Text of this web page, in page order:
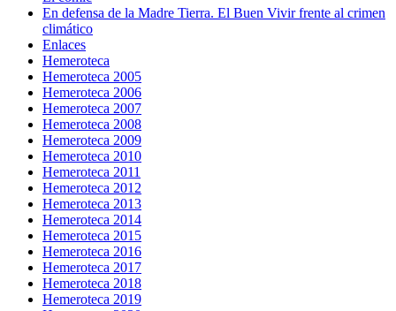
En defensa de la Madre Tierra. El Buen Vivir frente al crimen
climático
Enlaces
Hemeroteca
Hemeroteca 2005
Hemeroteca 2006
Hemeroteca 2007
Hemeroteca 2008
Hemeroteca 2009
Hemeroteca 2010
Hemeroteca 2011
Hemeroteca 2012
Hemeroteca 2013
Hemeroteca 2014
Hemeroteca 2015
Hemeroteca 2016
Hemeroteca 2017
Hemeroteca 2018
Hemeroteca 2019